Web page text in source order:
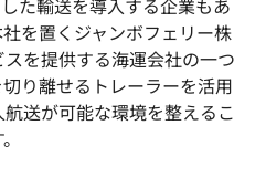
た輸送を導入する企業もあ
を置くジャンボフェリー株
を提供する海運会社の一つ
り離せるトレーラーを活用
送が可能な環境を整えるこ